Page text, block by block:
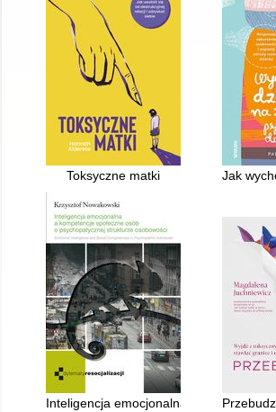
Toksyczne matki Jak
Inteligencja emocjonalna a